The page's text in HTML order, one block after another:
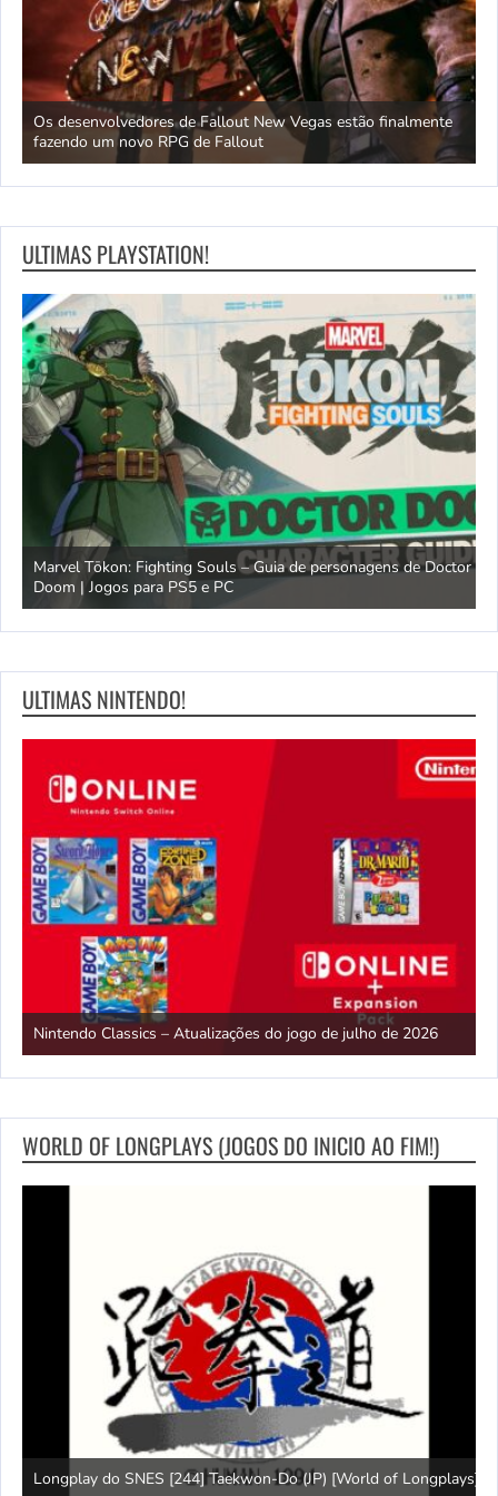
Os desenvolvedores de Fallout New Vegas estão finalmente
fazendo um novo RPG de Fallout
ULTIMAS PLAYSTATION!
Marvel Tōkon: Fighting Souls – Guia de personagens de Doctor
Doom | Jogos para PS5 e PC
ULTIMAS NINTENDO!
Nintendo Classics – Atualizações do jogo de julho de 2026
WORLD OF LONGPLAYS (JOGOS DO INICIO AO FIM!)
Longplay do SNES [244] Taekwon-Do (JP) [World of Longplays]